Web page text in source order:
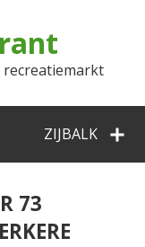
ZIJBALK
73